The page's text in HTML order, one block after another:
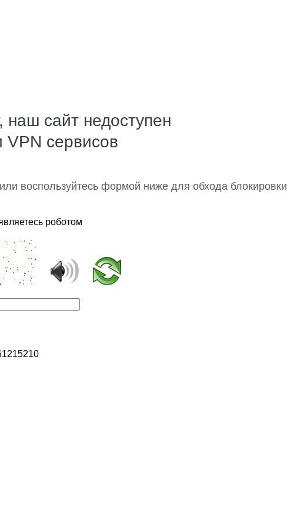
сайт недоступен
VPN сервисов
воспользуйтесь формой ниже для обхода блокировки
роботом